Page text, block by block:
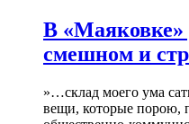
В «Маяковке»
смешном и
»…склад моего ума
вещи, которые порою,